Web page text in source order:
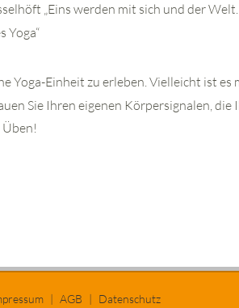
„Eins werden mit sich und der
Yoga“
Yoga-Einheit zu erleben. Vielleicht ist es
Sie Ihren eigenen Körpersignalen, die
Üben!
| AGB | Datenschutz